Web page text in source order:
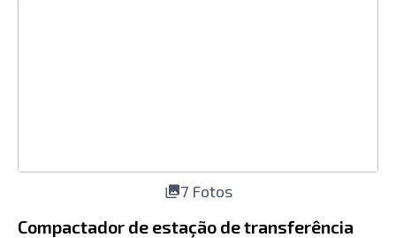
7 Fotos
Compactador de estação de transferência